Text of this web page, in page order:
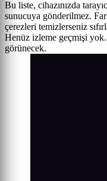
Bu liste, cihazınızda
sunucuya gönderilmez.
çerezleri temizlerseniz
Henüz izleme geçmişi
görünecek.